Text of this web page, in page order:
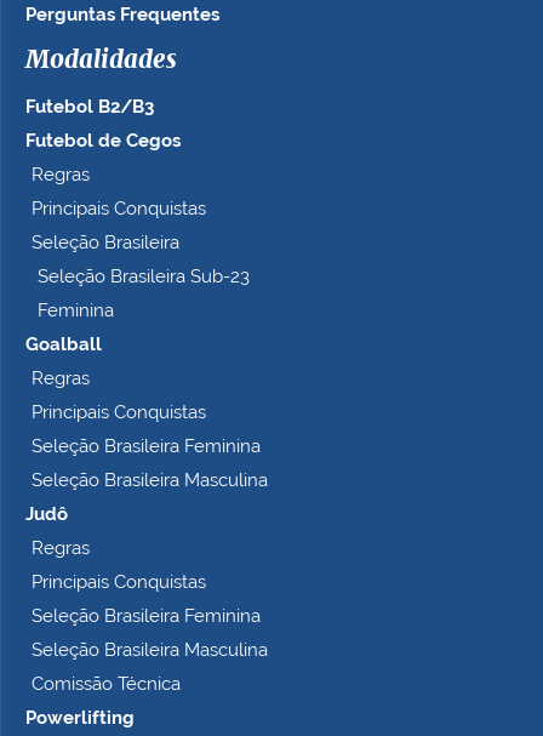
n
o
o
m
e
t
Perguntas Frequentes
Modalidades
Futebol B2/B3
Futebol de Cegos
Regras
Principais Conquistas
Seleção Brasileira
Seleção Brasileira Sub-23
Feminina
Goalball
Regras
Principais Conquistas
Seleção Brasileira Feminina
Seleção Brasileira Masculina
Judô
Regras
Principais Conquistas
Seleção Brasileira Feminina
Seleção Brasileira Masculina
Comissão Técnica
Powerlifting